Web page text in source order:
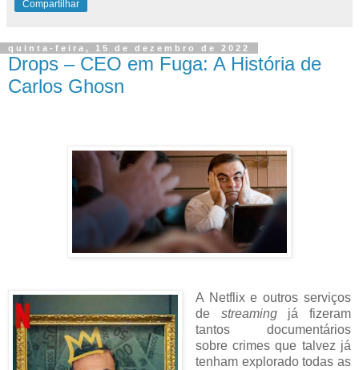
Compartilhar
quinta-feira, 15 de dezembro de 2022
Drops – CEO em Fuga: A História de
Carlos Ghosn
A Netflix e outros serviços
de streamingjá fizeram
tantos documentários
sobre crimes que talvez já
tenham explorado todas as